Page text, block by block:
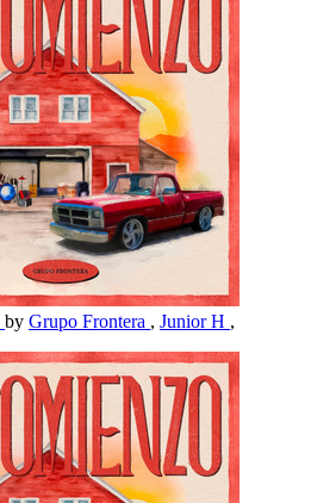
by Grupo Frontera , Junior H ,